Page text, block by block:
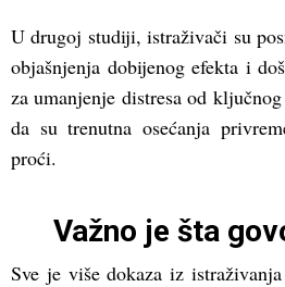
U drugoj studiji, istraživači su
objašnjenja dobijenog efekta i
za umanjenje distresa od
da su trenutna osećanja
proći.
Važno je šta
Sve je više dokaza iz